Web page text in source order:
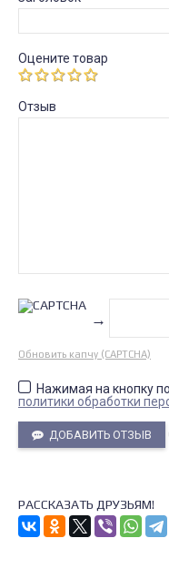
Оцените товар
Отзыв
→
Обновить капчу (CAPTCHA)
Нажимая на кнопку
политики обработки
ДОБАВИТЬ ОТЗЫВ
РАССКАЗАТЬ ДРУЗЬЯМ!